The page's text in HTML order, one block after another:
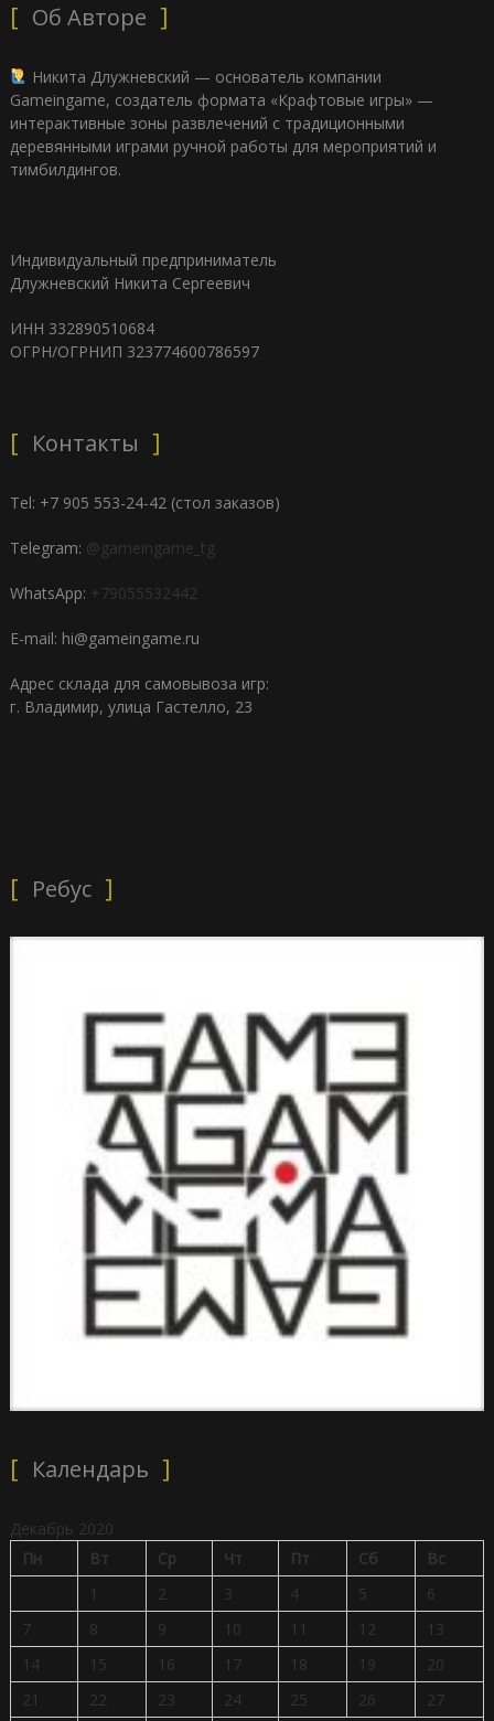
Об Авторе
Никита Длужневский — основатель компании
Gameingame, создатель формата «Крафтовые игры» —
интерактивные зоны развлечений с традиционными
деревянными играми ручной работы для мероприятий и
тимбилдингов.
Индивидуальный предприниматель
Длужневский Никита Сергеевич
ИНН 332890510684
ОГРН/ОГРНИП 323774600786597
Контакты
Tel: +7 905 553-24-42 (стол заказов)
Telegram: @gameingame_tg
WhatsApp: +79055532442
E-mail: hi@gameingame.ru
Адрес склада для самовывоза игр:
г. Владимир, улица Гастелло, 23
Ребус
Календарь
Декабрь 2020
Пн
Вт Ср Чт Пт Сб
Вс
1
2 3 4 5
6
7
8 9 10 11 12
13
14
15 16 17 18 19
20
21
22 23 24 25 26 27